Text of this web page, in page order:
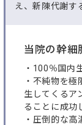
え、新陳代謝す
当院の幹細
・100％国内
・不純物を
生してくるア
ることに成功
・圧倒的な高